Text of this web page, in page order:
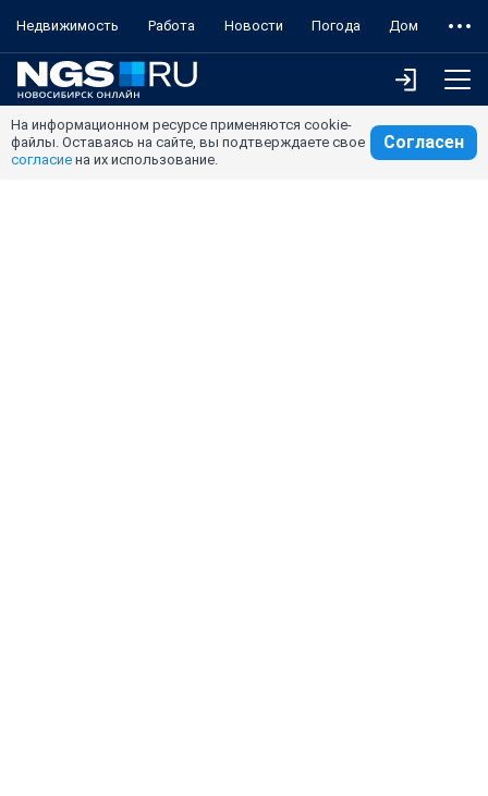
Недвижимость Работа Новости Погода Дом
На информационном ресурсе применяются cookie-
файлы. Оставаясь на сайте, вы подтверждаете свое
согласие на их использование.
Согласен